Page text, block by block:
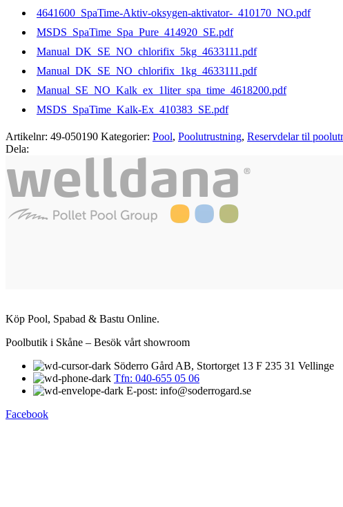
4641600_SpaTime-Aktiv-oksygen-aktivator-_410170_NO.pdf
MSDS_SpaTime_Spa_Pure_414920_SE.pdf
Manual_DK_SE_NO_chlorifix_5kg_4633111.pdf
Manual_DK_SE_NO_chlorifix_1kg_4633111.pdf
Manual_SE_NO_Kalk_ex_1liter_spa_time_4618200.pdf
MSDS_SpaTime_Kalk-Ex_410383_SE.pdf
Artikelnr: 49-050190 Kategorier: Pool, Poolutrustning, Reservdelar til
Dela:
Köp Pool, Spabad & Bastu Online.
Poolbutik i Skåne – Besök vårt showroom
Söderro Gård AB, Stortorget 13 F 235 31 Vellinge
Tfn: 040-655 05 06
E-post: info@soderrogard.se
Facebook